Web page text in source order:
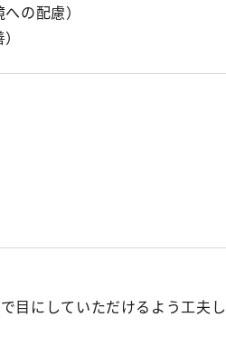
の配慮）
目にしていただけるよう工夫し